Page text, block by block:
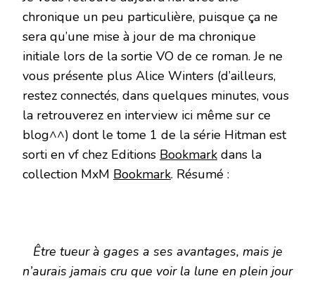
chronique un peu particulière, puisque ça ne
sera qu’une mise à jour de ma chronique
initiale lors de la sortie VO de ce roman. Je ne
vous présente plus Alice Winters (d’ailleurs,
restez connectés, dans quelques minutes, vous
la retrouverez en interview ici même sur ce
blog^^) dont le tome 1 de la série Hitman est
sorti en vf chez Editions Bookmark dans la
collection MxM Bookmark. Résumé :
Être tueur à gages a ses avantages, mais je
n’aurais jamais cru que voir la lune en plein jour